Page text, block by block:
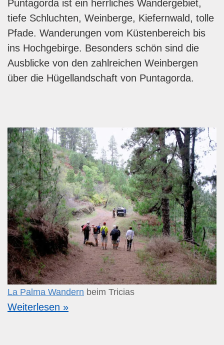
Puntagorda ist ein herrliches Wandergebiet,
tiefe Schluchten, Weinberge, Kiefernwald, tolle
Pfade. Wanderungen vom Küstenbereich bis
ins Hochgebirge. Besonders schön sind die
Ausblicke von den zahlreichen Weinbergen
über die Hügellandschaft von Puntagorda.
La Palma Wandern beim Tricias
Weiterlesen »